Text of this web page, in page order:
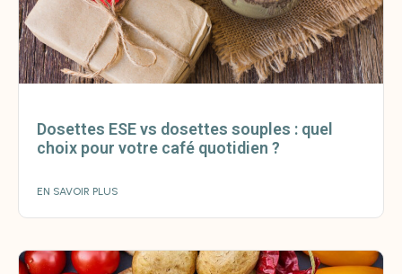
Dosettes ESE vs dosettes souples : quel
choix pour votre café quotidien ?
EN SAVOIR PLUS